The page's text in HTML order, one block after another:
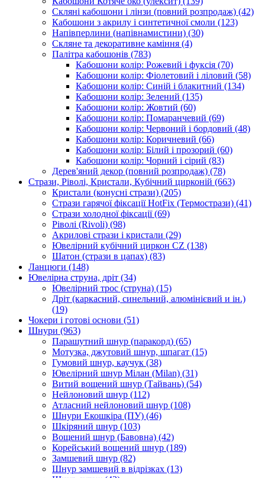
Скляні кабошони і лінзи (повний розпродаж) (42)
Кабошони з акрилу і синтетичної смоли (123)
Напівперлини (напівнамистини) (30)
Скляне та декоративне каміння (4)
Палітра кабошонів (783)
Кабошони колір: Рожевий і фуксія (70)
Кабошони колір: Фіолетовий і ліловий (58)
Кабошони колір: Синій і блакитний (134)
Кабошони колір: Зелений (135)
Кабошони колір: Жовтий (60)
Кабошони колір: Помаранчевий (69)
Кабошони колір: Червоний і бордовий (48)
Кабошони колір: Коричневий (66)
Кабошони колір: Білий і прозорий (60)
Кабошони колір: Чорний і сірий (83)
Дерев'яний декор (повний розпродаж) (78)
Стрази, Ріволі, Кристали, Кубічний цирконій (663)
Кристали (конусні стрази) (205)
Стрази гарячої фіксації HotFix (Термострази) (41)
Стрази холодної фіксації(69)
Ріволі (Rivoli) (98)
Акрилові стрази і кристали (29)
Ювелірний кубічний циркон CZ (138)
Шатон (стрази в цапах) (83)
Ланцюги (148)
Ювелірна струна, дріт (34)
Ювелірний трос (струна) (15)
Дріт (каркасний, синельний, алюмінієвий и ін.)
(19)
Чокери і готові основи (51)
Шнури (963)
Парашутний шнур (паракорд) (65)
Мотузка, джутовий шнур, шпагат (15)
Гумовий шнур, каучук (38)
Ювелірний шнур Мілан (Milan) (31)
Витий вощений шнур (Тайвань) (54)
Нейлоновий шнур (112)
Атласний нейлоновий шнур (108)
Шнури Екошкіра (ПУ) (46)
Шкіряний шнур (103)
Вощений шнур (Бавовна) (42)
Корейський вощений шнур (189)
Замшевий шнур (82)
Шнур замшевий в відрізках (13)